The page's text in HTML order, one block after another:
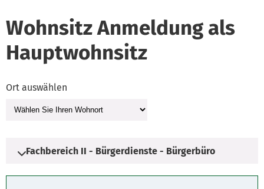
Wohnsitz Anmeldung als
Hauptwohnsitz
Ort auswählen
Fachbereich II - Bürgerdienste - Bürgerbüro